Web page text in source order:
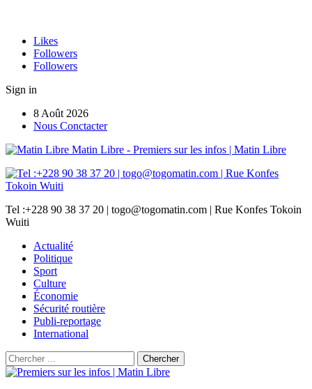
Likes
Followers
Followers
Sign in
8 Août 2026
Nous Conctacter
Matin Libre - Premiers sur les infos | Matin Libre
Tel :+228 90 38 37 20 | togo@togomatin.com | Rue Konfes Tokoin
Wuiti
Actualité
Politique
Sport
Culture
Économie
Sécurité routière
Publi-reportage
International